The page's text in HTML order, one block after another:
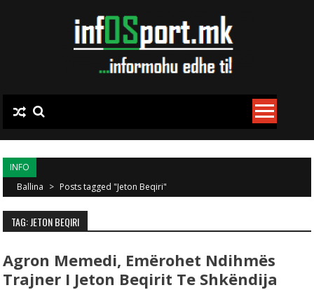
INFO
Ballina > Posts tagged "Jeton Beqiri"
TAG: JETON BEQIRI
Agron Memedi, Emërohet Ndihmës
Trajner I Jeton Beqirit Te Shkëndija